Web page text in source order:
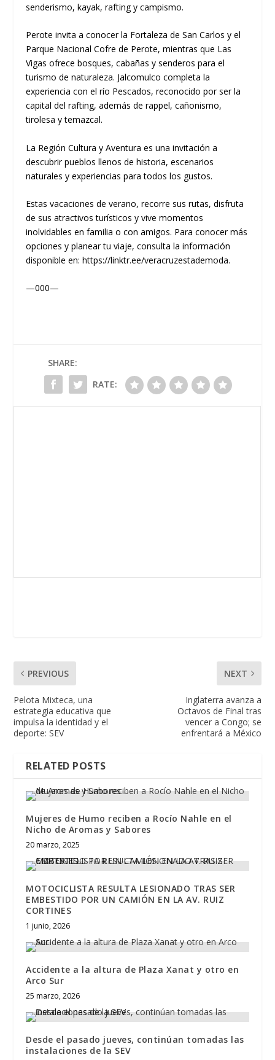
senderismo, kayak, rafting y campismo.
Perote invita a conocer la Fortaleza de San Carlos y el
Parque Nacional Cofre de Perote, mientras que Las
Vigas ofrece bosques, cabañas y senderos para el
turismo de naturaleza. Jalcomulco completa la
experiencia con el río Pescados, reconocido por ser la
capital del rafting, además de rappel, cañonismo,
tirolesa y temazcal.
La Región Cultura y Aventura es una invitación a
descubrir pueblos llenos de historia, escenarios
naturales y experiencias para todos los gustos.
Estas vacaciones de verano, recorre sus rutas, disfruta
de sus atractivos turísticos y vive momentos
inolvidables en familia o con amigos. Para conocer más
opciones y planear tu viaje, consulta la información
disponible en: https://linktr.ee/veracruzestademoda.
—000—
SHARE:
RATE:
PREVIOUS
Pelota Mixteca, una
estrategia educativa que
impulsa la identidad y el
deporte: SEV
NEXT
Inglaterra avanza a
Octavos de Final tras
vencer a Congo; se
enfrentará a México
RELATED POSTS
Mujeres de Humo reciben a Rocío Nahle en el
Nicho de Aromas y Sabores
20 marzo, 2025
MOTOCICLISTA RESULTA LESIONADO TRAS SER
EMBESTIDO POR UN CAMIÓN EN LA AV. RUIZ
CORTINES
1 junio, 2026
Accidente a la altura de Plaza Xanat y otro en
Arco Sur
25 marzo, 2026
Desde el pasado jueves, continúan tomadas las
instalaciones de la SEV